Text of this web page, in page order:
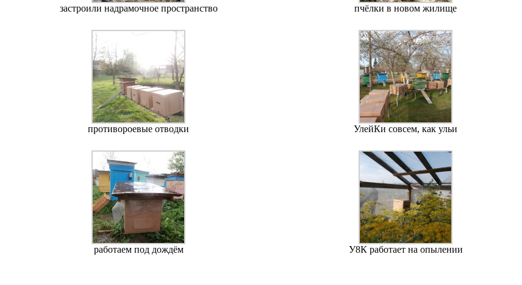
застроили надрамочное пространство пчёлки в новом жилище
противороевые отводки УлейКи совсем, как ульи
работаем под дождём У8К работает на опылении